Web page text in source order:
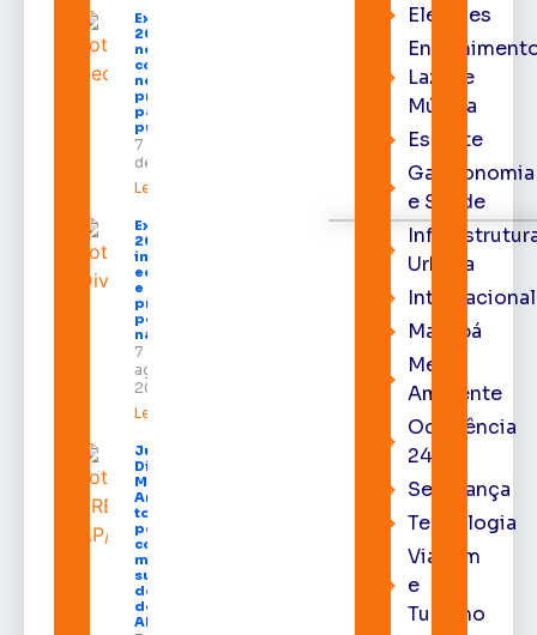
Expofeira
2026 começa
neste sábado
com shows,
negócios e
programação
para todos os
públicos
7 de agosto
de 2026
Leia mais »
Expofeira
2026
impulsiona
economia
e aumenta
procura
por hotéis
na capital
7 de
agosto de
2026
Leia mais »
Juiz
Diego
Moura de
Araújo
toma
posse
como
membro
substituto
do Pleno
do TRE-
AP
Eleições
Lazer e
Música
Esporte
Gastronomia
e Saúde
Urbana
Internacional
Macapá
Meio
Ambiente
Ocorrência
24h
Segurança
Tecnologia
Viagem
e
Turismo